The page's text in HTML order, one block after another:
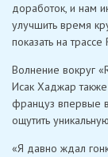
доработок, и нам
улучшить время
показать на
Волнение вокруг
Исак Хаджар
француз впервые
ощутить
«Я давно ждал